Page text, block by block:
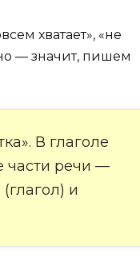
хватает», «не
— значит, пишем
В глаголе
части речи —
и